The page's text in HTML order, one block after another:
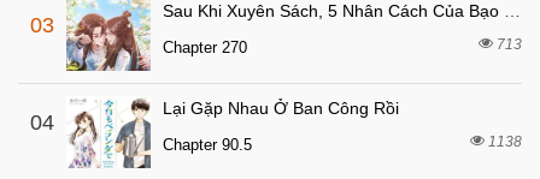
03
Sau Khi Xuyên Sách, 5 Nhân Cách Của Bạo Quân Đều Yêu Ta
Chapter 270 713
04
Lại Gặp Nhau Ở Ban Công Rồi
Chapter 90.5 1138